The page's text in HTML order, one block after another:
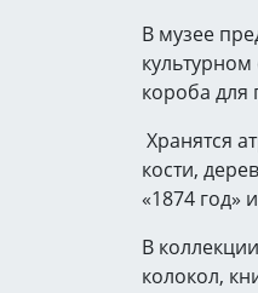
В музее
короба для
Хранятся
кости,
«1874 год»
В
колокол,